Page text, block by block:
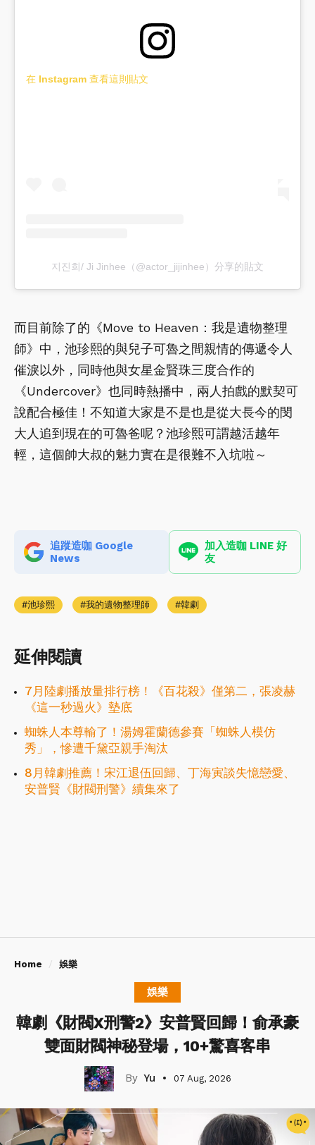
在 Instagram 查看這則貼文
지진희/ Ji Jinhee（@actor_jijinhee）分享的貼文
而目前除了的《Move to Heaven：我是遺物整理
師》中，池珍熙的與兒子可魯之間親情的傳遞令人
催淚以外，同時他與女星金賢珠三度合作的
《Undercover》也同時熱播中，兩人拍戲的默契可
說配合極佳！不知道大家是不是也是從大長今的閔
大人追到現在的可魯爸呢？池珍熙可謂越活越年
輕，這個帥大叔的魅力實在是很難不入坑啦～
追蹤造咖 Google
News
加入造咖 LINE 好
友
池珍熙 我的遺物整理師 韓劇
延伸閱讀
7月陸劇播放量排行榜！《百花殺》僅第二，張凌赫
《這一秒過火》墊底
蜘蛛人本尊輸了！湯姆霍蘭德參賽「蜘蛛人模仿
秀」，慘遭千黛亞親手淘汰
8月韓劇推薦！宋江退伍回歸、丁海寅談失憶戀愛、
安普賢《財閥刑警》續集來了
Home 娛樂
娛樂
韓劇《財閥X刑警2》安普賢回歸！俞承豪
雙面財閥神秘登場，10+驚喜客串
Yu 07 Aug, 2026